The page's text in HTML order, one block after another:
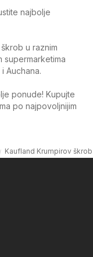
najbolje
u raznim
supermarketima
Auchana.
ponude! Kupujte
po najpovoljnijim
Kaufland Krumpirov škrob